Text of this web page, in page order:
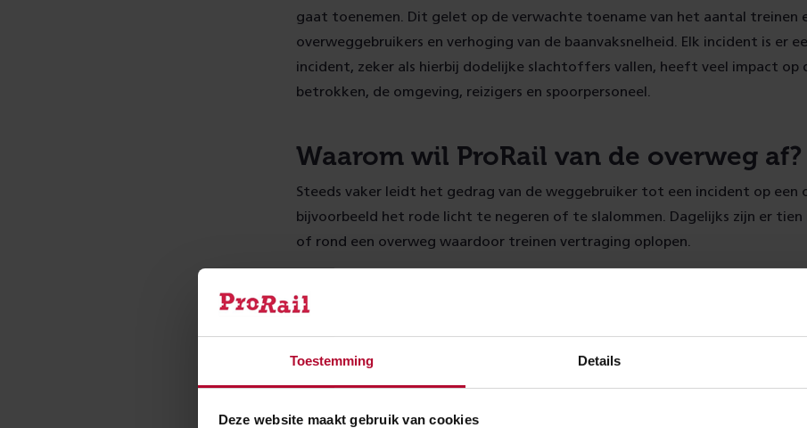
Toestemming Details
Deze website maakt gebruik van cookies
gaat toenemen. Dit gelet op de verwachte toename van het aantal treinen
overweggebruikers en verhoging van de baanvaksnelheid. Elk incident is er
incident, zeker als hierbij dodelijke slachtoffers vallen, heeft veel impact op
betrokken, de omgeving, reizigers en spoorpersoneel.
Waarom wil ProRail van de overweg af?
Steeds vaker leidt het gedrag van de weggebruiker tot een incident op een
bijvoorbeeld het rode licht te negeren of te slalommen. Dagelijks zijn er tien
of rond een overweg waardoor treinen vertraging oplopen.
van verstoringen van de treindienst. Zeker als je ook meeneemt dat de